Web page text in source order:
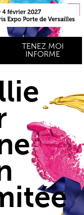
TENEZ MOI
INFORME